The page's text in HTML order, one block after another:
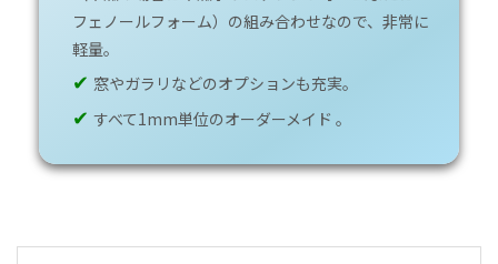
フェノールフォーム）の組み合わせなので、非常に
軽量。
✔ 窓やガラリなどのオプションも充実。
✔ すべて1mm単位のオーダーメイド 。